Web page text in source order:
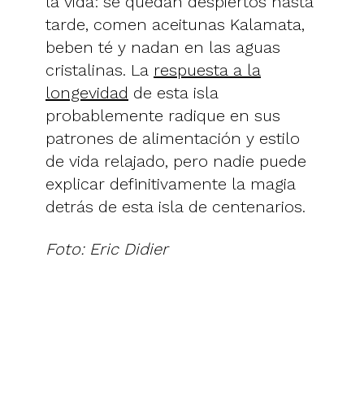
tarde, comen aceitunas Kalamata,
beben té y nadan en las aguas
cristalinas. La respuesta a la
longevidad de esta isla
probablemente radique en sus
patrones de alimentación y estilo
de vida relajado, pero nadie puede
explicar definitivamente la magia
detrás de esta isla de centenarios.
Foto: Eric Didier